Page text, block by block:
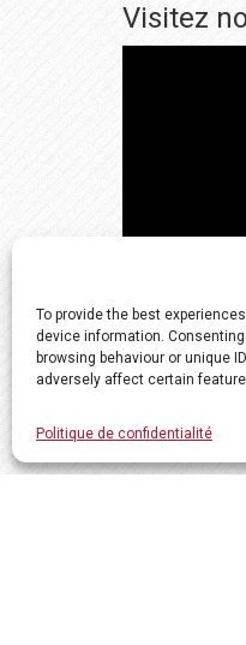
To provide the best
device information.
browsing behaviour or unique
adversely affect certain
Politique de confidentialité
Visitez